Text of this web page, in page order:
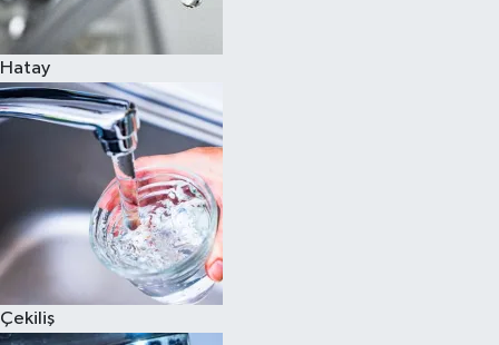
Hatay
Çekiliş